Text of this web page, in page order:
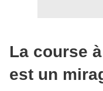
La course
est un